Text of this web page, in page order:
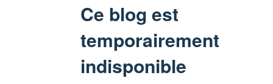
Ce blog est
temporairement
indisponible